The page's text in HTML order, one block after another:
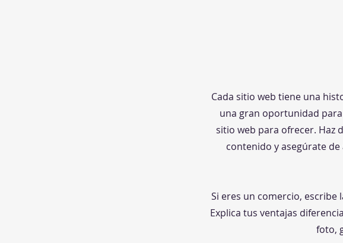
Cada sitio web tiene una
una gran oportunidad
sitio web para ofrecer. Haz
contenido y asegúrate
Si eres un comercio,
Explica tus ventajas
foto,